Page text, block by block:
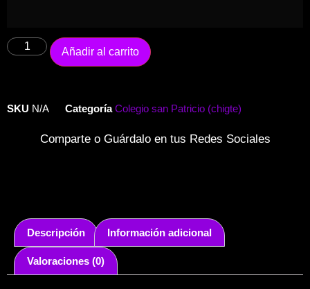
Añadir al carrito
SKU N/A Categoría Colegio san Patricio (chigte)
Comparte o Guárdalo en tus Redes Sociales
Descripción Información adicional
Valoraciones (0)